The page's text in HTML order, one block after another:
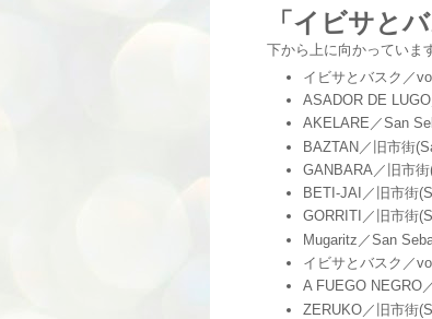
「イビサと
下から上に向かっていま
イビサとバスク／
ASADOR DE
AKELARE／San
BAZTAN／旧市街
GANBARA／旧市
BETI-JAI／旧市街
GORRITI／旧市街
Mugaritz／San
イビサとバスク／
A FUEGO NEGRO
ZERUKO／旧市街